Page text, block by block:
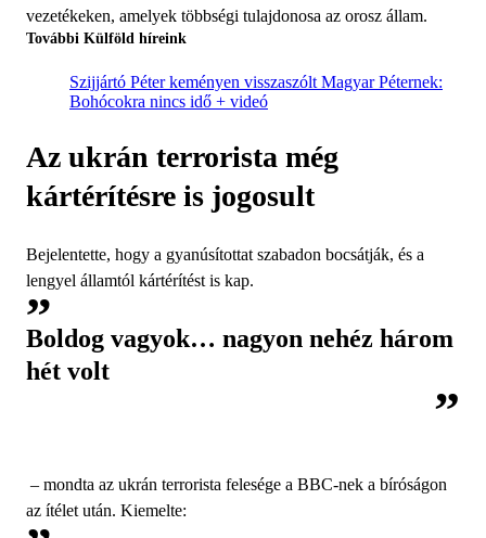
vezetékeken, amelyek többségi tulajdonosa az orosz állam.
További Külföld híreink
Szijjártó Péter keményen visszaszólt Magyar Péternek:
Bohócokra nincs idő + videó
Az ukrán terrorista még
kártérítésre is jogosult
Bejelentette, hogy a gyanúsítottat szabadon bocsátják, és a
lengyel államtól kártérítést is kap.
Boldog vagyok… nagyon nehéz három
hét volt
– mondta az ukrán terrorista felesége a BBC-nek a bíróságon
az ítélet után. Kiemelte: